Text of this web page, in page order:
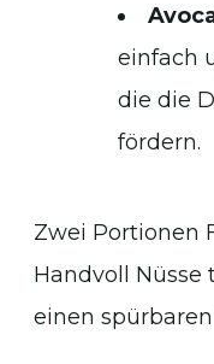
einfach
die die
fördern.
Zwei Portionen
Handvoll
einen